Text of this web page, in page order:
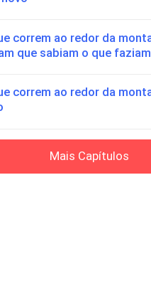
correm ao redor da
que sabiam o que faziam
correm ao redor da
Mais Capítulos